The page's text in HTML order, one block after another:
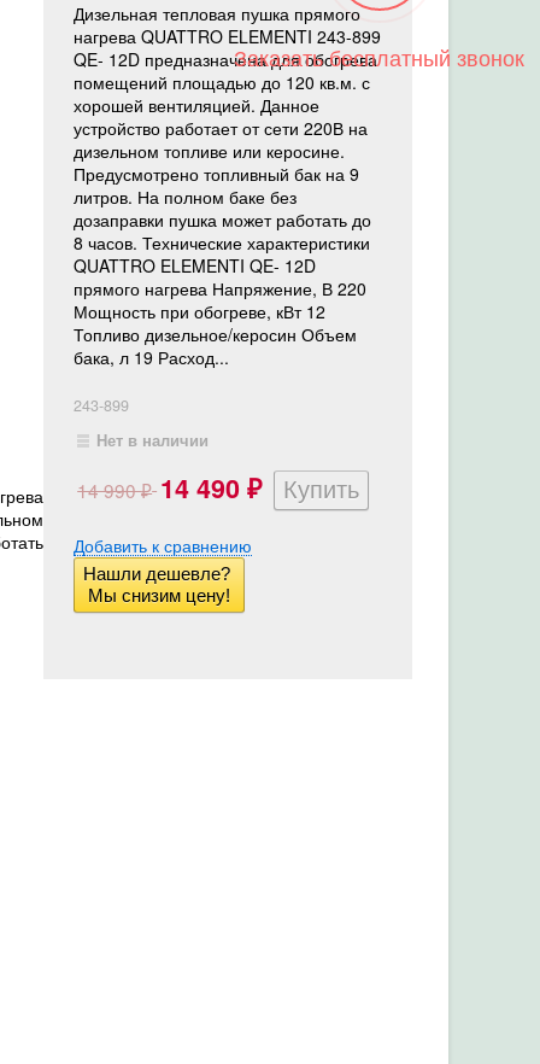
Дизельная тепловая пушка прямого
нагрева QUATTRO ELEMENTI 243-899
QE- 12D предназначена для обогрева
помещений площадью до 120 кв.м. с
хорошей вентиляцией. Данное
устройство работает от сети 220В на
дизельном топливе или керосине.
Предусмотрено топливный бак на 9
литров. На полном баке без
дозаправки пушка может работать до
8 часов. Технические характеристики
QUATTRO ELEMENTI QE- 12D
прямого нагрева Напряжение, В 220
Мощность при обогреве, кВт 12
Топливо дизельное/керосин Объем
бака, л 19 Расход...
243-899
Нет в наличии
14 990₽ 14 490₽
Добавить к сравнению
Нашли дешевле?
Мы снизим цену!
Заказать бесплатный звонок